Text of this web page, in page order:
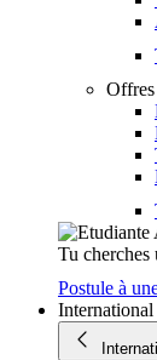
Offres
Tu cherches
Postule à
International